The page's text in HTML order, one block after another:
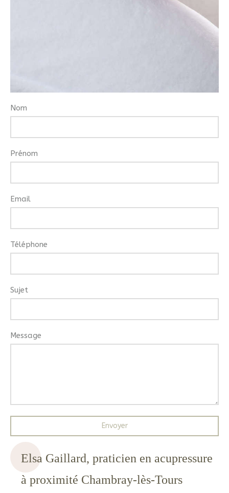
Nom
Prénom
Email
Téléphone
Sujet
Message
Envoyer
Elsa Gaillard, praticien en acupressure
à proximité Chambray-lès-Tours